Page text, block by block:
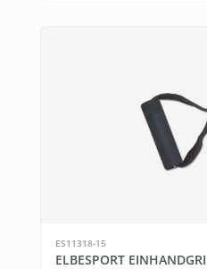
ES11318-15
ELBESPORT